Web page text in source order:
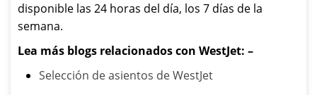
disponible las 24 horas del día, los 7 días de la
semana.
Lea más blogs relacionados con WestJet: –
Selección de asientos de WestJet